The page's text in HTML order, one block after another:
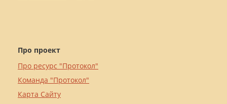
Про проект
Про ресурс "Протокол"
Команда "Протокол"
Карта Сайту